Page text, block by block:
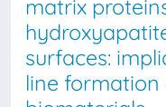
matrix
surfaces:
line